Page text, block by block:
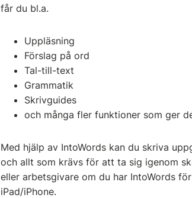
får du bl.a.
Uppläsning
Förslag på ord
Tal-till-text
Grammatik
Skrivguides
och många fler funktioner som ger
Med hjälp av IntoWords kan du skriva
och allt som krävs för att ta sig igenom
eller arbetsgivare om du har IntoWords
iPad/iPhone.